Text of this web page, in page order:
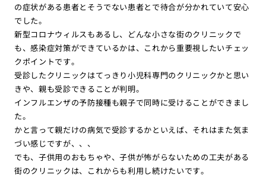
の症状がある患者とそうでない患者とで待合が分かれていて安心
でした。
新型コロナウィルスもあるし、どんな小さな街のクリニックで
も、感染症対策ができているかは、これから重要視したいチェッ
クポイントです。
受診したクリニックはてっきり小児科専門のクリニックかと思い
きや、親も受診できることが判明。
インフルエンザの予防接種も親子で同時に受けることができまし
た。
かと言って親だけの病気で受診するかといえば、それはまた気ま
づい感じですが、、、
でも、子供用のおもちゃや、子供が怖がらないための工夫がある
街のクリニックは、これからも利用し続けたいです。